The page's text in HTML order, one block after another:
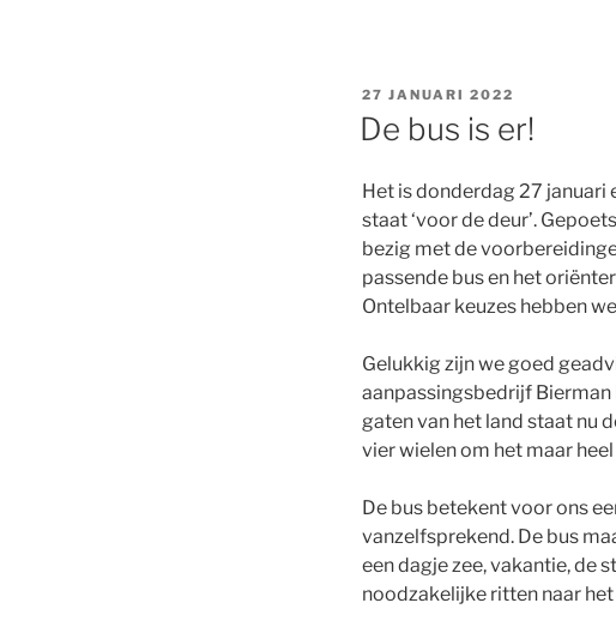
GEPLAATST
27 JANUARI 2022
De bus is er!
Het is donderdag 27 januari
staat ‘voor de deur’.
bezig met de
passende bus en het
Ontelbaar keuzes hebben
Gelukkig zijn we goed
aanpassingsbedrijf Bierman
gaten van het land staat nu
vier wielen om het maar
De bus betekent voor ons
vanzelfsprekend. De bus
een dagje zee, vakantie, de
noodzakelijke ritten naar